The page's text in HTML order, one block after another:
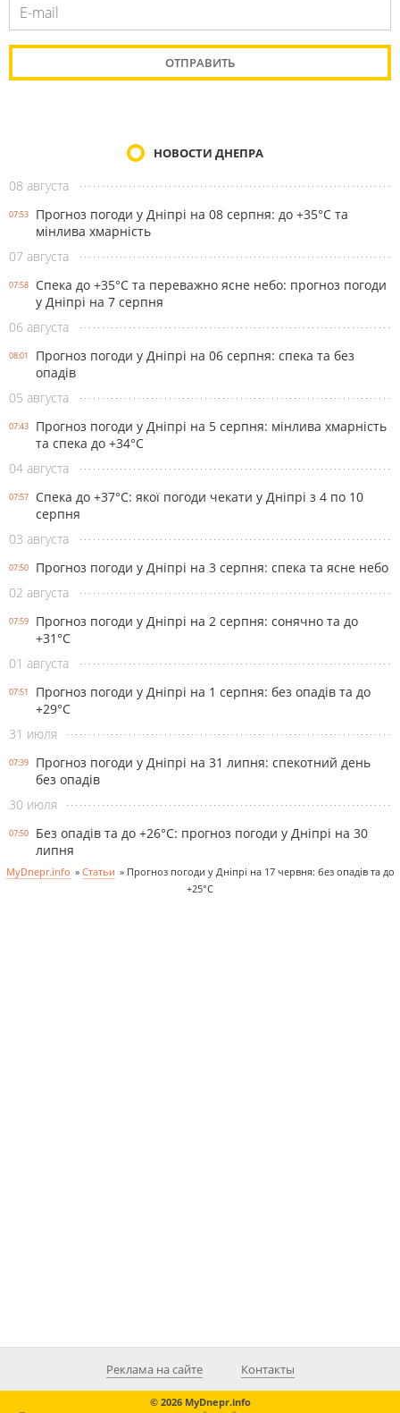
НОВОСТИ ДНЕПРА
08 августа
07:53
Прогноз погоди у Дніпрі на 08 серпня: до +35°C та
мінлива хмарність
07 августа
07:58
Спека до +35°С та переважно ясне небо: прогноз погоди
у Дніпрі на 7 серпня
06 августа
08:01
Прогноз погоди у Дніпрі на 06 серпня: спека та без
опадів
05 августа
07:43
Прогноз погоди у Дніпрі на 5 серпня: мінлива хмарність
та спека до +34°С
04 августа
07:57
Спека до +37°С: якої погоди чекати у Дніпрі з 4 по 10
серпня
03 августа
07:50
Прогноз погоди у Дніпрі на 3 серпня: спека та ясне небо
02 августа
07:59
Прогноз погоди у Дніпрі на 2 серпня: сонячно та до
+31°С
01 августа
07:51
Прогноз погоди у Дніпрі на 1 серпня: без опадів та до
+29°С
31 июля
07:39
Прогноз погоди у Дніпрі на 31 липня: спекотний день
без опадів
30 июля
07:50
Без опадів та до +26°С: прогноз погоди у Дніпрі на 30
липня
MyDnepr.info » Статьи » Прогноз погоди у Дніпрі на 17 червня: без опадів та до
+25°С
Реклама на сайте Контакты
© 2026 MyDnepr.info